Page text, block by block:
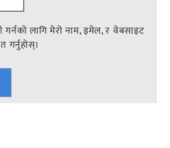
गर्नको लागि मेरो नाम, इमेल, र वेबसाइट
गर्नुहोस्।